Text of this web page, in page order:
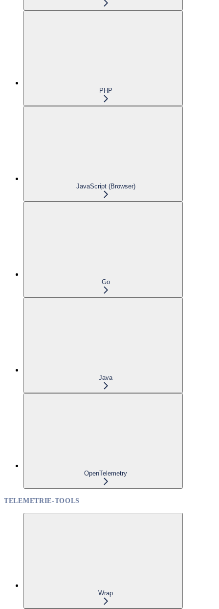
PHP
JavaScript (Browser)
Go
Java
OpenTelemetry
TELEMETRIE-TOOLS
Wrap